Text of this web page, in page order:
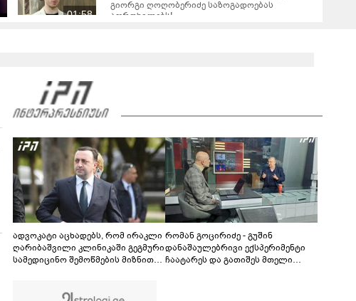
01:58
გიორგი ღოღობერიძე საზოგადოებას
აფრთხილებს!
ვინერვიულე იმ ბავშვებზე, რომლებიც
"საუკუნის დედამთილი" - ვიდეო ქორწილიდან,
რომელსაც დიდი გამოხმაურება მოჰყვა
00:40
"პატარძლის ნაცვლად დედა" - ვიდეო
ჯვრისწერის ცერემონიიდან, რომელიც
ნახვების რეკორდს ხსნის
ადვოკატი აცხადებს, რომ ირაკლი
ღარიბაშვილი კლინიკაში გეგმური
სამედიცინო შემოწმების მიზნით
რომან გოცირიძე - გუშინ
დანაშაულებრივი ექსპერიმენტი
ჩაატარეს და გათიშეს მთელი